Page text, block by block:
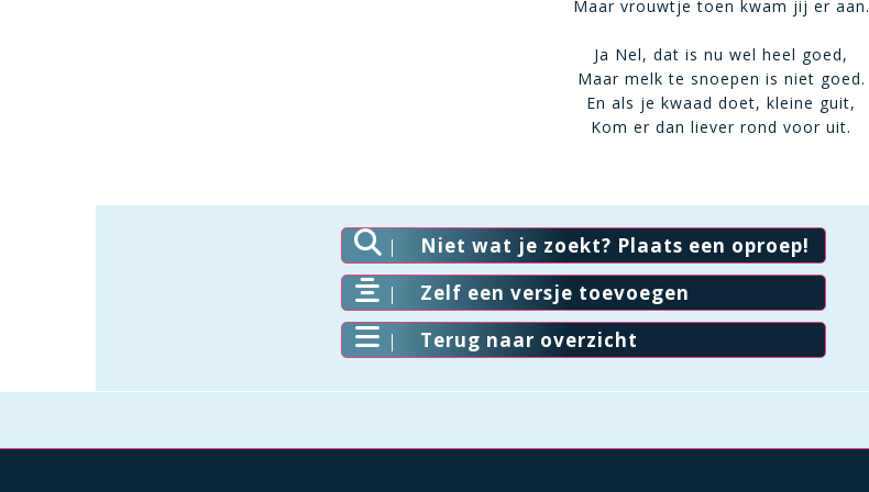
Maar vrouwtje toen kwam jij er aan.
Ja Nel, dat is nu wel heel goed,
Maar melk te snoepen is niet goed.
En als je kwaad doet, kleine guit,
Kom er dan liever rond voor uit.
Niet wat je zoekt? Plaats een oproep!
Zelf een versje toevoegen
Terug naar overzicht